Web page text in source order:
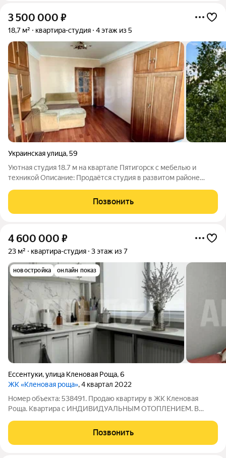
3 500 000 ₽
18,7 м² квартира-студия 4 этаж из 5
Украинская улица,59
Уютная студия 18.7 м на квартале Пятигорск с мебелью и
техникой Описание: Продаётся студия в развитом районе
ремонтом, полностью готова к проживанию. Собственная
кухня оборудована электрической
Позвонить
4 600 000 ₽
23 м² квартира-студия 3 этаж из 7
новостройка онлайн показ
Ессентуки,улица Кленовая Роща,6
ЖК «Кленовая роща», 4 квартал 2022
Номер объекта: 538491. Продаю квартиру в ЖК Кленовая
Роща. Квартира с ИНДИВИДУАЛЬНЫМ ОТОПЛЕНИЕМ. В
проживания или получения пассивного дохода от сдачи
квартиры в аренду. Хорошая транспортная развязка.
Позвонить